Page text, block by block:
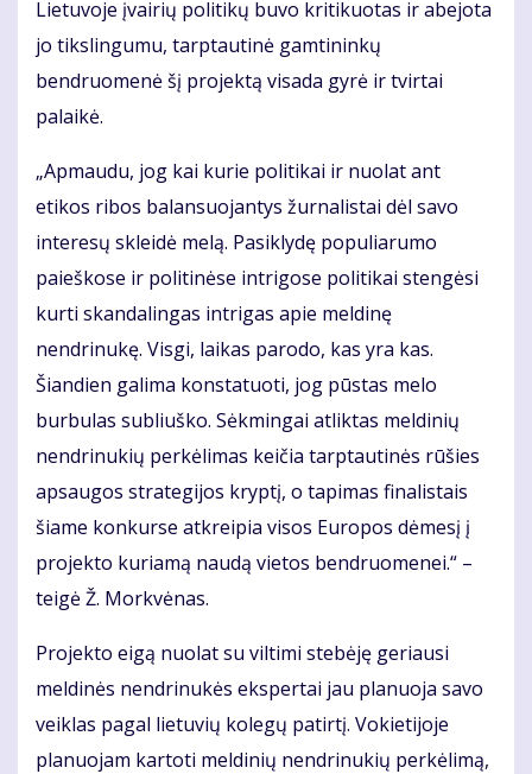
Lietuvoje įvairių politikų buvo kritikuotas ir abejota
jo tikslingumu, tarptautinė gamtininkų
bendruomenė šį projektą visada gyrė ir tvirtai
palaikė.
„Apmaudu, jog kai kurie politikai ir nuolat ant
etikos ribos balansuojantys žurnalistai dėl savo
interesų skleidė melą. Pasiklydę populiarumo
paieškose ir politinėse intrigose politikai stengėsi
kurti skandalingas intrigas apie meldinę
nendrinukę. Visgi, laikas parodo, kas yra kas.
Šiandien galima konstatuoti, jog pūstas melo
burbulas subliuško. Sėkmingai atliktas meldinių
nendrinukių perkėlimas keičia tarptautinės rūšies
apsaugos strategijos kryptį, o tapimas finalistais
šiame konkurse atkreipia visos Europos dėmesį į
projekto kuriamą naudą vietos bendruomenei.“ –
teigė Ž. Morkvėnas.
Projekto eigą nuolat su viltimi stebėję geriausi
meldinės nendrinukės ekspertai jau planuoja savo
veiklas pagal lietuvių kolegų patirtį. Vokietijoje
planuojam kartoti meldinių nendrinukių perkėlimą,